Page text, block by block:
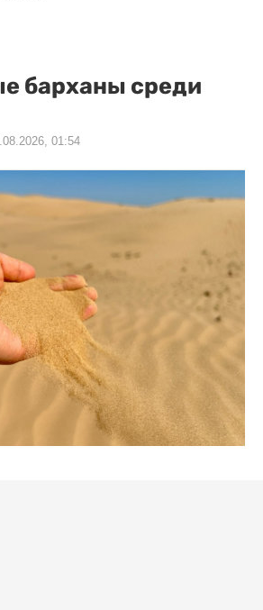
барханы среди
01:54